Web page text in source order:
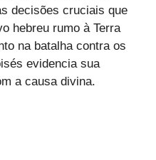
decisões cruciais que
hebreu rumo à Terra
na batalha contra os
evidencia sua
a causa divina.